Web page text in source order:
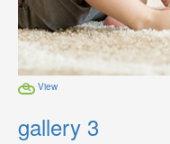
View
gallery 3